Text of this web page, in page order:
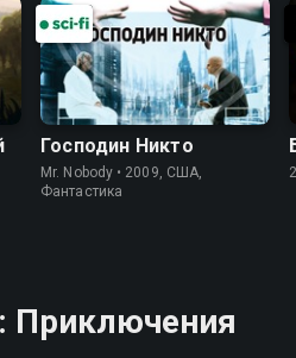
Господин Никто
Mr. Nobody • 2009, США,
Фантастика
Приключения